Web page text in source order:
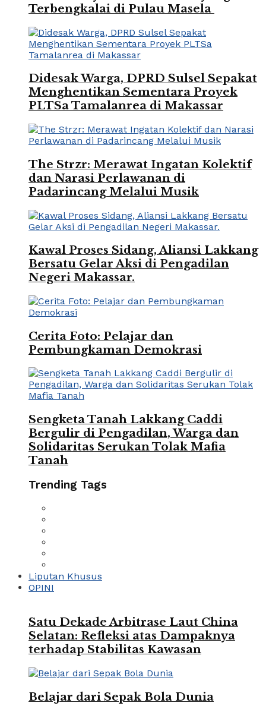
Terbengkalai di Pulau Masela
Didesak Warga, DPRD Sulsel Sepakat
Menghentikan Sementara Proyek
PLTSa Tamalanrea di Makassar
The Strzr: Merawat Ingatan Kolektif
dan Narasi Perlawanan di
Padarincang Melalui Musik
Kawal Proses Sidang, Aliansi Lakkang
Bersatu Gelar Aksi di Pengadilan
Negeri Makassar.
Cerita Foto: Pelajar dan
Pembungkaman Demokrasi
Sengketa Tanah Lakkang Caddi
Bergulir di Pengadilan, Warga dan
Solidaritas Serukan Tolak Mafia
Tanah
Trending Tags
Liputan Khusus
OPINI
Satu Dekade Arbitrase Laut China
Selatan: Refleksi atas Dampaknya
terhadap Stabilitas Kawasan
Belajar dari Sepak Bola Dunia